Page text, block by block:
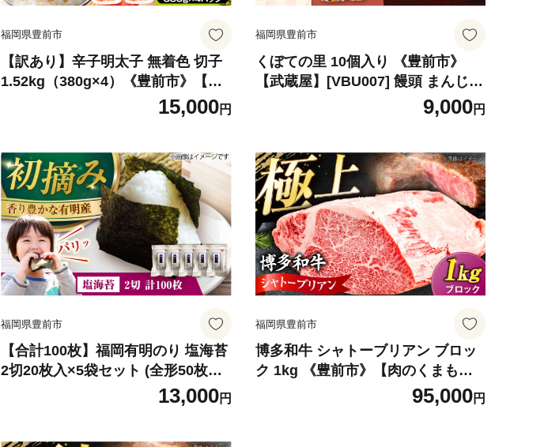
福岡県豊前市
【訳あり】辛子明太子 無着色 切子
1.52kg（380g×4）《豊前市》【株
式会社木村食品】辛子明太子 明太
子 めんたいこ 福岡 訳あり わけあり
15,000円
福岡県豊前市
くぼての里 10個入り 《豊前市》
【武蔵屋】[VBU007] 饅頭 まんじゅ
う お饅頭 おまんじゅう 贈答 お土産
9,000円
福岡県豊前市
【合計100枚】福岡有明のり 塩海苔
2切20枚入×5袋セット (全形50枚相
当)《豊前市》【株式会社木村食
品】 のり 海苔 塩のり しお海苔 [VE
13,000円
福岡県豊前市
博多和牛 シャトーブリアン ブロッ
ク 1kg 《豊前市》【肉のくまもと
屋】 [VFD048] 牛肉 ステーキ 国産
和牛 しゃとーぶりあんヒレ ステー
95,000円